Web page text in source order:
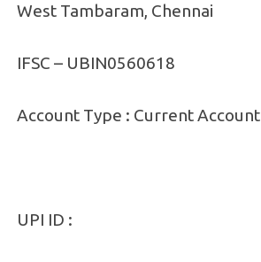
West Tambaram, Chennai
IFSC – UBIN0560618
Account Type : Current Account
UPI ID :